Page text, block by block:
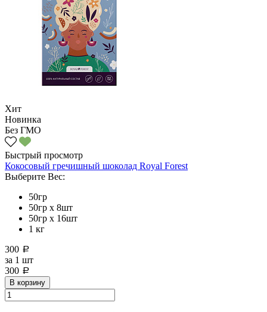
Хит
Новинка
Без ГМО
Быстрый просмотр
Кокосовый гречишный шоколад Royal Forest
Выберите Вес:
50гр
50гр х 8шт
50гр х 16шт
1 кг
300 a
за 1 шт
300 a
В корзину